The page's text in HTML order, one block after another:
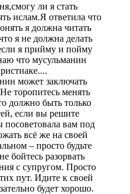
ли я стать
ислам.Я ответила что
я должна читать
я не должна делать
я прийму и пойму
что мусульманин
может заключать
торопитесь менять
должно быть только
если вы решите
посоветовала вам под
всё же на своей
– просто будьте
бойтесь разорвать
с супругом. Просто
пут. Идите к своей
будет хорошо.